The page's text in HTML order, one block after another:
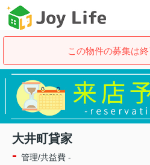
この物件の募集は終
大井町貸家
- 管理/共益費 -